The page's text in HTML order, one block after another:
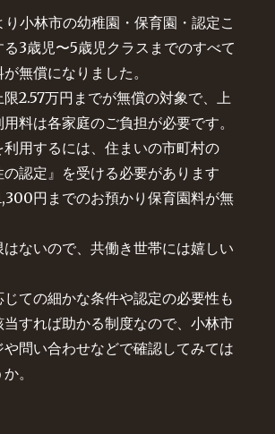
り小林市の幼稚園・保育園・認定こ
る3歳児〜5歳児クラスまでのすべて
無償になりました。
2.57万円までが無償の対象で、上
料は各家庭のご負担が必要です。
用するには、住まいの市町村の
の認定』を受ける必要があります
円までのお預かり保育園料が無
ないので、共働き世帯には嬉しい
ての細かな条件や認定の必要性も
すれば助かる制度なので、小林市
問い合わせなどで確認してみては
。